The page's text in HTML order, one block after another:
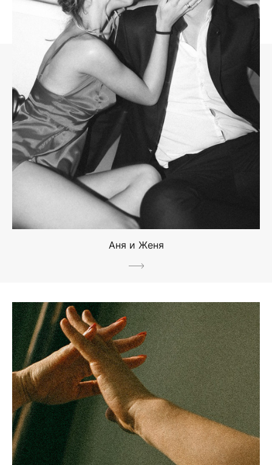
Аня и Женя